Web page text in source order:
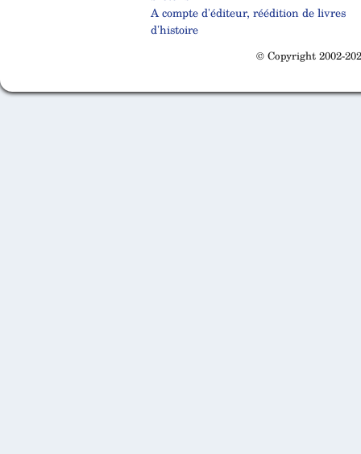
A compte d'éditeur, réédition de livres
d'histoire
© Copyright 2002-